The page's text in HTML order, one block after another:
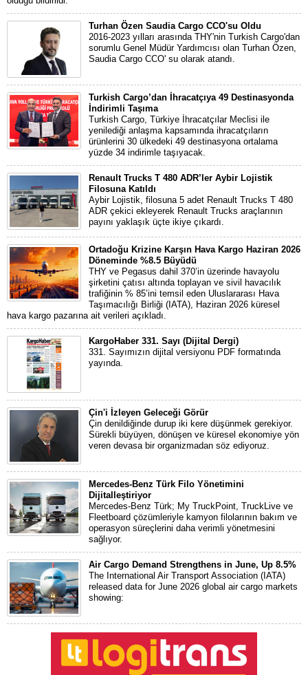
Turhan Özen Saudia Cargo CCO'su Oldu
2016-2023 yılları arasında THY'nin Turkish Cargo'dan
sorumlu Genel Müdür Yardımcısı olan Turhan Özen,
Saudia Cargo CCO' su olarak atandı.
Turkish Cargo’dan İhracatçıya 49 Destinasyonda
İndirimli Taşıma
Turkish Cargo, Türkiye İhracatçılar Meclisi ile
yenilediği anlaşma kapsamında ihracatçıların
ürünlerini 30 ülkedeki 49 destinasyona ortalama
yüzde 34 indirimle taşıyacak.
Renault Trucks T 480 ADR’ler Aybir Lojistik
Filosuna Katıldı
Aybir Lojistik, filosuna 5 adet Renault Trucks T 480
ADR çekici ekleyerek Renault Trucks araçlarının
payını yaklaşık üçte ikiye çıkardı.
Ortadoğu Krizine Karşın Hava Kargo Haziran 2026
Döneminde %8.5 Büyüdü
THY ve Pegasus dahil 370’in üzerinde havayolu
şirketini çatısı altında toplayan ve sivil havacılık
trafiğinin % 85’ini temsil eden Uluslararası Hava
Taşımacılığı Birliği (IATA), Haziran 2026 küresel
hava kargo pazarına ait verileri açıkladı.
KargoHaber 331. Sayı (Dijital Dergi)
331. Sayımızın dijital versiyonu PDF formatında
yayında.
Çin'i İzleyen Geleceği Görür
Çin denildiğinde durup iki kere düşünmek gerekiyor.
Sürekli büyüyen, dönüşen ve küresel ekonomiye yön
veren devasa bir organizmadan söz ediyoruz.
Mercedes-Benz Türk Filo Yönetimini
Dijitalleştiriyor
Mercedes-Benz Türk; My TruckPoint, TruckLive ve
Fleetboard çözümleriyle kamyon filolarının bakım ve
operasyon süreçlerini daha verimli yönetmesini
sağlıyor.
Air Cargo Demand Strengthens in June, Up 8.5%
The International Air Transport Association (IATA)
released data for June 2026 global air cargo markets
showing: